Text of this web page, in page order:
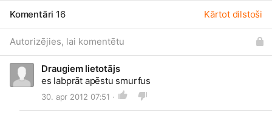
Komentāri 16 Kārtot dilstoši
Autorizējies, lai komentētu
Draugiem lietotājs
es labprāt apēstu smurfus
30. apr 2012 07:51 ·